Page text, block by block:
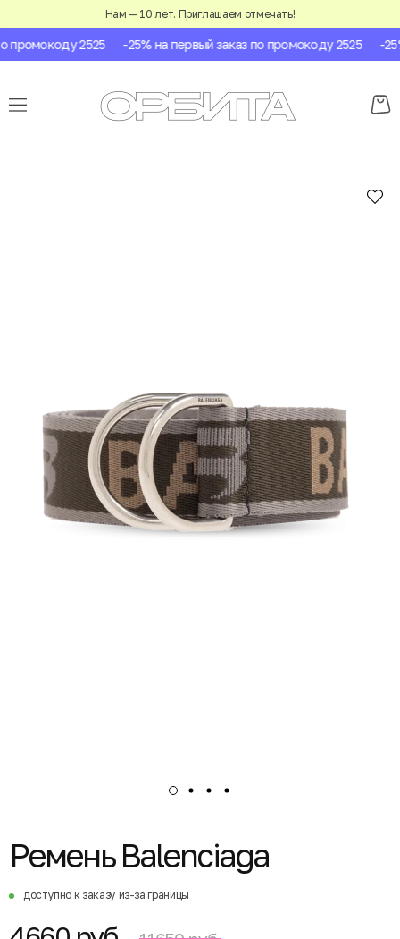
Нам — 10 лет. Приглашаем отмечать!
2525 -25% на первый заказ по промокоду 2525 -
Ремень Balenciaga
доступно к заказу из-за границы